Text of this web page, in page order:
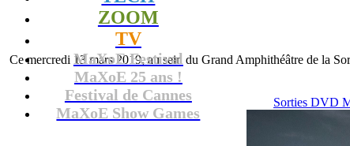
ZOOM
TV
MaXoE Festival
MaXoE 25 ans !
Festival de Cannes
MaXoE Show Games
Ce mercredi 13 mars 2019, au sein du Grand Amphithéâtre de la
Sorties DVD